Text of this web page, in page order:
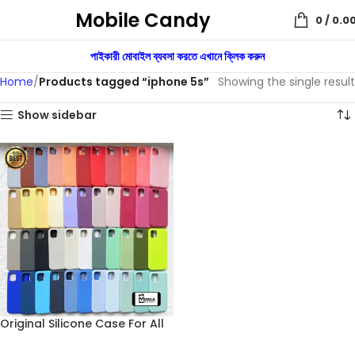
Mobile Candy 0/
পাইকারী মোবাইল ব্যবসা করতে এখানে ক্লিক করুন
Home Products tagged “iphone 5s” Showing the single result
Show sidebar
Original Silicone Case For All